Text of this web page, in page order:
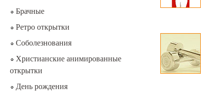
Брачные
Ретро открытки
Соболезнования
Христианские анимированные
открытки
День рождения